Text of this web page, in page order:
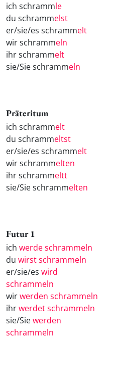
ich schrammle
du schrammelst
er/sie/es schrammelt
wir schrammeln
ihr schrammelt
sie/Sie schrammeln
Präteritum
ich schrammelt
du schrammeltst
er/sie/es schrammelt
wir schrammelten
ihr schrammeltt
sie/Sie schrammelten
Futur 1
ich werde schrammeln
du wirst schrammeln
er/sie/es wird
schrammeln
wirwerden schrammeln
ihrwerdet schrammeln
sie/Siewerden
schrammeln